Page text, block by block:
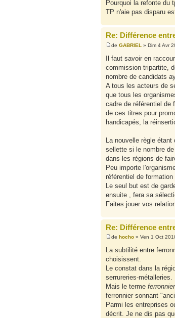
Pourquoi la refonte du
TP n'aie pas disparu
Re: Différence
de GABRIEL » Dim 4 Avr
Il faut savoir en
commission tripartite,
nombre de candidats
A tous les acteurs de
que tous les
cadre de référentiel de
de ces titres pour
handicapés, la
La nouvelle règle étant
sellette si le nombre
dans les régions de
Peu importe
référentiel de
Le seul but est de
ensuite , fera sa
Faites jouer vos
Re: Différence
de hocho» Ven 1 Oct
La subtilité entre
choisissent.
Le constat dans la
serrureries-métalleries.
Mais le terme ferronnier
ferronnier sonnant
Parmi les entreprises
décrit. Je ne dis pas